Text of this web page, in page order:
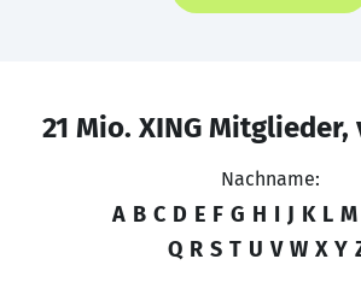
21 Mio. XING Mitglieder,
Nachname:
A B C D E F G H I J K L M
Q R S T U V W X Y